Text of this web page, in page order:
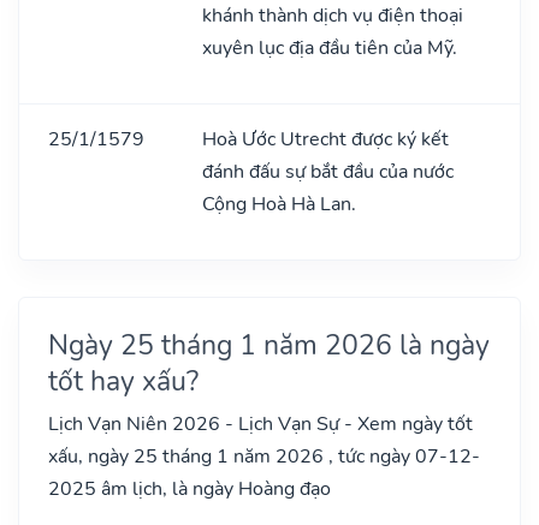
khánh thành dịch vụ điện thoại
xuyên lục địa đầu tiên của Mỹ.
25/1/1579
Hoà Ước Utrecht được ký kết
đánh đấu sự bắt đầu của nước
Cộng Hoà Hà Lan.
Ngày 25 tháng 1 năm 2026 là ngày
tốt hay xấu?
Lịch Vạn Niên 2026 - Lịch Vạn Sự - Xem ngày tốt
xấu, ngày 25 tháng 1 năm 2026 , tức ngày 07-12-
2025 âm lịch, là ngày Hoàng đạo